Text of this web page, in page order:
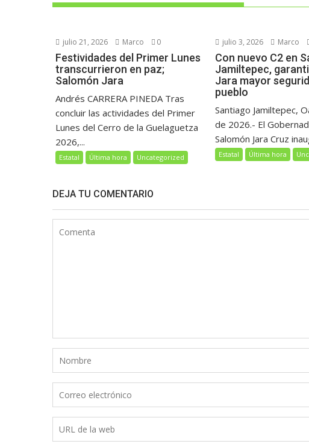
julio 21, 2026 Marco 0
Festividades del Primer Lunes
transcurrieron en paz;
Salomón Jara
Andrés CARRERA PINEDA Tras
concluir las actividades del Primer
Lunes del Cerro de la Guelaguetza
2026,...
Estatal Última hora Uncategorized
julio 3, 2026 Marco
Con nuevo C2 en
Jamiltepec,
Jara mayor
pueblo
Santiago Jamiltepec,
de 2026.- El
Salomón Jara Cruz
Estatal Última hora
DEJA TU COMENTARIO